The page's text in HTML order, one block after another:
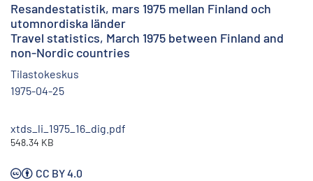
Resandestatistik, mars 1975 mellan Finland och
utomnordiska länder
Travel statistics, March 1975 between Finland and
non-Nordic countries
Tilastokeskus
1975-04-25
xtds_li_1975_16_dig.pdf
548.34 KB
CC BY 4.0